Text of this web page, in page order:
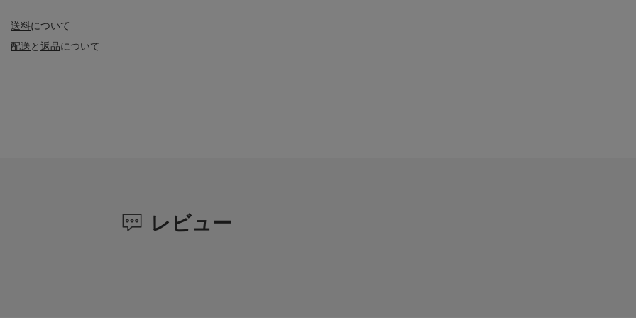
送料について
配送と返品について
レビュー